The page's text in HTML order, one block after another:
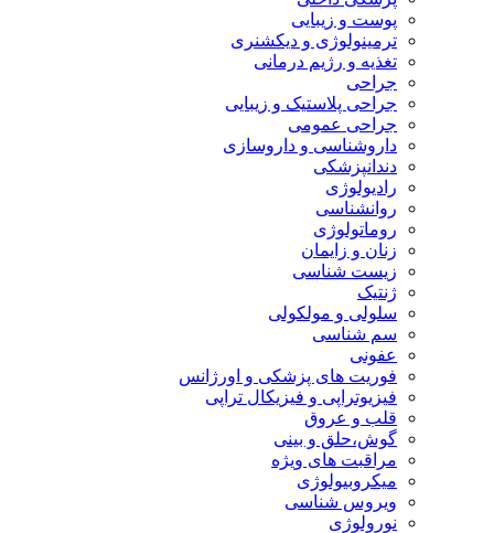
پوست و زیبایی
ترمینولوژی و دیکشنری
تغذیه و رژیم درمانی
جراحی
جراحی پلاستیک و زیبایی
جراحی عمومی
داروشناسی و داروسازی
دندانپزشکی
رادیولوژی
روانشناسی
روماتولوژی
زنان و زایمان
زیست شناسی
ژنتیک
سلولی و مولکولی
سم شناسی
عفونی
فوریت های پزشکی و اورژانس
فیزیوتراپی و فیزیکال تراپی
قلب و عروق
گوش،حلق و بینی
مراقبت های ویژه
میکروبیولوژی
ویروس شناسی
نورولوژی